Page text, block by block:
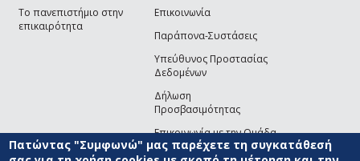
Το πανεπιστήμιο στην
επικαιρότητα
Επικοινωνία
Παράπονα-Συστάσεις
Υπεύθυνος Προστασίας
Δεδομένων
Δήλωση
Προσβασιμότητας
Επικοινωνία με την Ομάδα
Ανάπτυξης του site(link sends e-mail)
Πατώντας "Συμφωνώ" μας παρέχετε τη συγκατάθεσή